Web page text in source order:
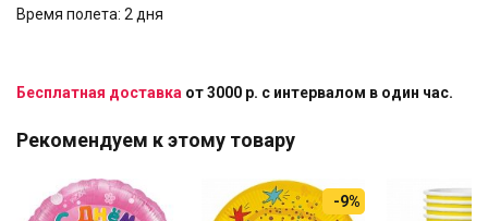
Время полета: 2 дня
Бесплатная доставка от 3000 р. с интервалом в один час.
Рекомендуем к этому товару
-9%